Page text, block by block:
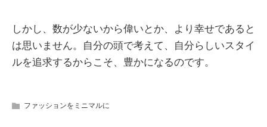
しかし、数が少ないから偉いとか、より幸せであると
は思いません。自分の頭で考えて、自分らしいスタイ
ルを追求するからこそ、豊かになるのです。
ファッションをミニマルに